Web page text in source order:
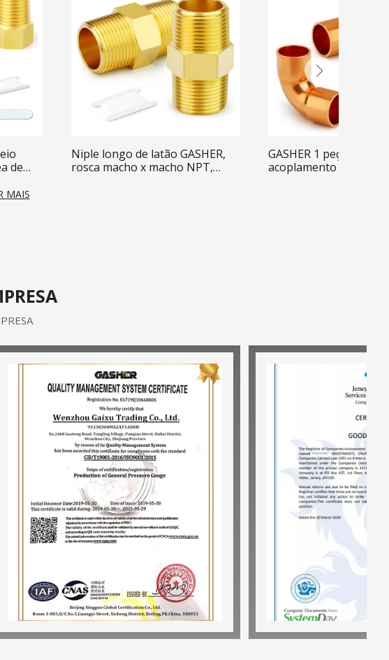
de
Niple longo de latão GASHER,
rosca macho x macho NPT,
GASHER 1 peça
acoplamento de cobre
MAIS